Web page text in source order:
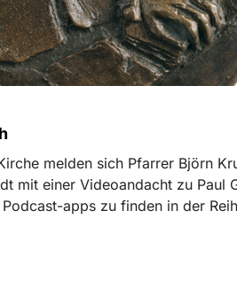
melden sich Pfarrer Björn
mit einer Videoandacht zu Paul
apps zu finden in der